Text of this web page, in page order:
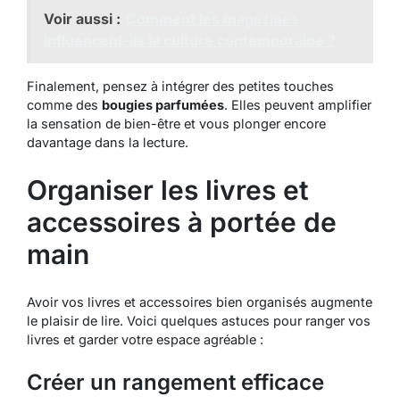
Voir aussi :
Finalement, pensez à intégrer des petites touches
comme des bougies parfumées. Elles peuvent amplifier
la sensation de bien-être et vous plonger encore
davantage dans la lecture.
Organiser les livres et
accessoires à portée de
main
Avoir vos livres et accessoires bien organisés augmente
le plaisir de lire. Voici quelques astuces pour ranger vos
livres et garder votre espace agréable :
Créer un rangement efficace